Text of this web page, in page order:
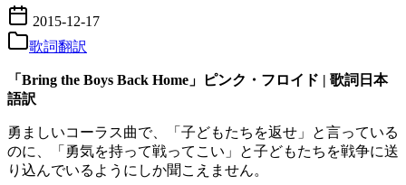
2015-12-17
歌詞翻訳
「Bring the Boys Back Home」ピンク・フロイド | 歌詞日本
語訳
勇ましいコーラス曲で、「子どもたちを返せ」と言っている
のに、「勇気を持って戦ってこい」と子どもたちを戦争に送
り込んでいるようにしか聞こえません。